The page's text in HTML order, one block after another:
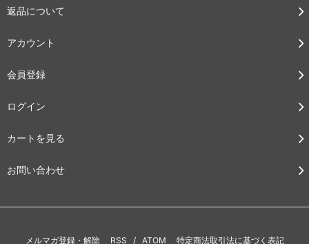
返品について
アカウント
会員登録
ログイン
カートを見る
お問い合わせ
メルマガ登録・解除 RSS / ATOM 特定商法取引法に基づく表記